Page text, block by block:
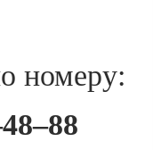
номеру: